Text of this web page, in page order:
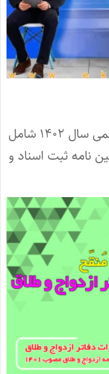
منابع آزمون دفتریاری اسناد رسمی سال ۱۴۰۲ شامل
نامه ثبت اسناد و